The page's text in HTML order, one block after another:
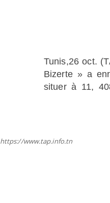
Tunis,26 oct.
Bizerte » a
situer à 11,
https://www.tap.info.tn